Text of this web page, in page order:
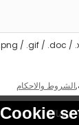
الشروط والاحكام
إرسالCookie